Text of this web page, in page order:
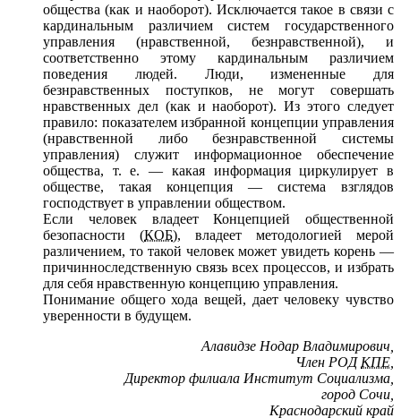
общества (как и наоборот). Исключается такое в связи с
кардинальным различием систем государственного
управления (нравственной, безнравственной), и
соответственно этому кардинальным различием
поведения людей. Люди, измененные для
безнравственных поступков, не могут совершать
нравственных дел (как и наоборот). Из этого следует
правило: показателем избранной концепции управления
(нравственной либо безнравственной системы
управления) служит информационное обеспечение
общества, т. е. — какая информация циркулирует в
обществе, такая концепция — система взглядов
господствует в управлении обществом.
Если человек владеет Концепцией общественной
безопасности (КОБ), владеет методологией мерой
различением, то такой человек может увидетькорень —
причинноследственную связь всех процессов, и избрать
для себя нравственную концепцию управления.
Понимание общего хода вещей, дает человеку чувство
уверенности в будущем.
Алавидзе Нодар Владимирович,
Член РОД КПЕ
Директор филиала Институт Социализма,
город Сочи,
Краснодарский край